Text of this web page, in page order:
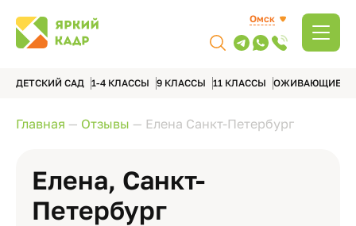
Омск
ДЕТСКИЙ САД 1-4 КЛАССЫ 9 КЛАССЫ 11 КЛАССЫ ОЖИВАЮЩИЕ
Главная — Отзывы — Елена Санкт-Петербург
Елена, Санкт-
Петербург